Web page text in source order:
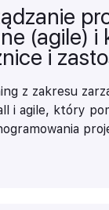
(agile) i
i
z zakresu
i agile, który